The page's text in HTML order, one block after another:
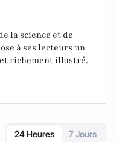
la science et de
à ses lecteurs un
richement illustré.
24 Heures 7 Jours